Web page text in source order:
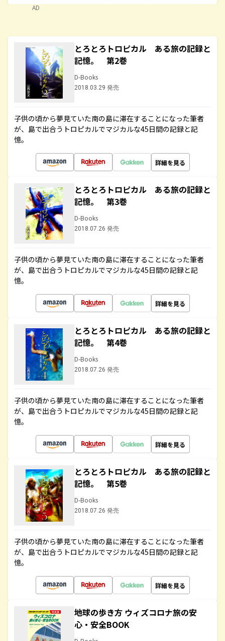
AD
とろとろトロピカル ある旅の記録と
記憶。 第2巻
D-Books
2018.03.29 発売
子供の頃から夢見ていた南の島に滞在することになった筆者
が、島で出合うトロピカルでマジカルな45日間の記録と記
憶。
詳細を見る
とろとろトロピカル ある旅の記録と
記憶。 第3巻
D-Books
2018.07.26 発売
子供の頃から夢見ていた南の島に滞在することになった筆者
が、島で出合うトロピカルでマジカルな45日間の記録と記
憶。
詳細を見る
とろとろトロピカル ある旅の記録と
記憶。 第4巻
D-Books
2018.07.26 発売
子供の頃から夢見ていた南の島に滞在することになった筆者
が、島で出合うトロピカルでマジカルな45日間の記録と記
憶。
詳細を見る
とろとろトロピカル ある旅の記録と
記憶。 第5巻
D-Books
2018.07.26 発売
子供の頃から夢見ていた南の島に滞在することになった筆者
が、島で出合うトロピカルでマジカルな45日間の記録と記
憶。
詳細を見る
地球の歩き方 ウィズコロナ旅の安
心・安全BOOK